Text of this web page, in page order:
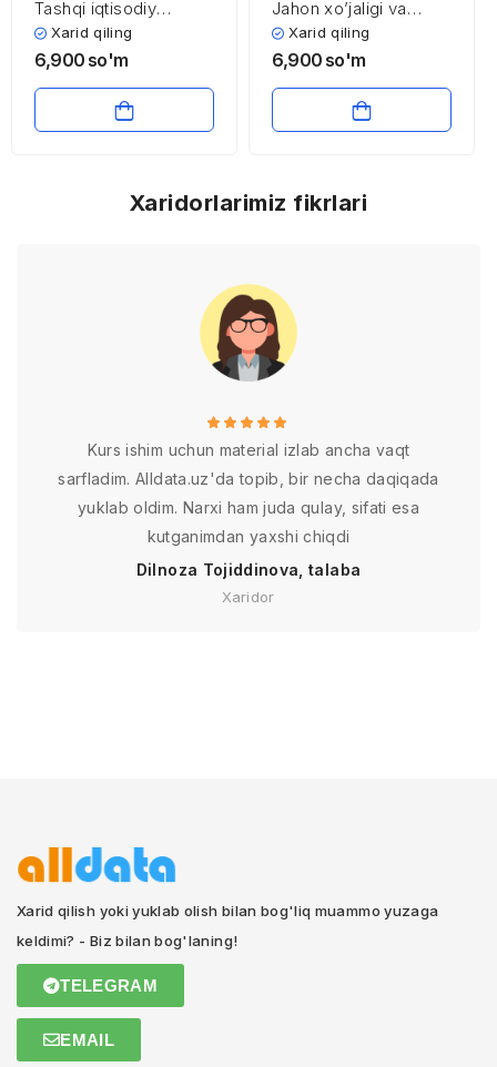
Tashqi iqtisodiy
bitimlar
Xarid qiling
6,900 so'm
Jahon xo’jaligi va
uning evolyutsiyasi
Xarid qiling
6,900 so'm
Xaridorlarimiz fikrlari
Kurs ishim uchun material izlab ancha vaqt
sarfladim. Alldata.uz'da topib, bir necha daqiqada
yuklab oldim. Narxi ham juda qulay, sifati esa
kutganimdan yaxshi chiqdi
Dilnoza Tojiddinova, talaba
Xaridor
Xarid qilish yoki yuklab olish bilan bog'liq muammo yuzaga
keldimi? - Biz bilan bog'laning!
TELEGRAM
EMAIL